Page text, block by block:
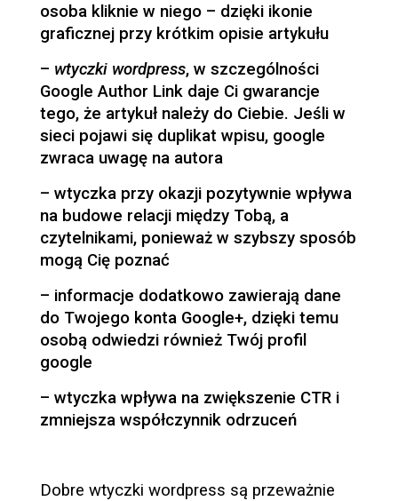
osoba kliknie w niego – dzięki ikonie
graficznej przy krótkim opisie artykułu
– wtyczki wordpress, w szczególności
Google Author Link daje Ci gwarancje
tego, że artykuł należy do Ciebie. Jeśli w
sieci pojawi się duplikat wpisu, google
zwraca uwagę na autora
– wtyczka przy okazji pozytywnie wpływa
na budowe relacji między Tobą, a
czytelnikami, ponieważ w szybszy sposób
mogą Cię poznać
– informacje dodatkowo zawierają dane
do Twojego konta Google+, dzięki temu
osobą odwiedzi również Twój profil
google
– wtyczka wpływa na zwiększenie CTR i
zmniejsza współczynnik odrzuceń
Dobre wtyczki wordpress są przeważnie